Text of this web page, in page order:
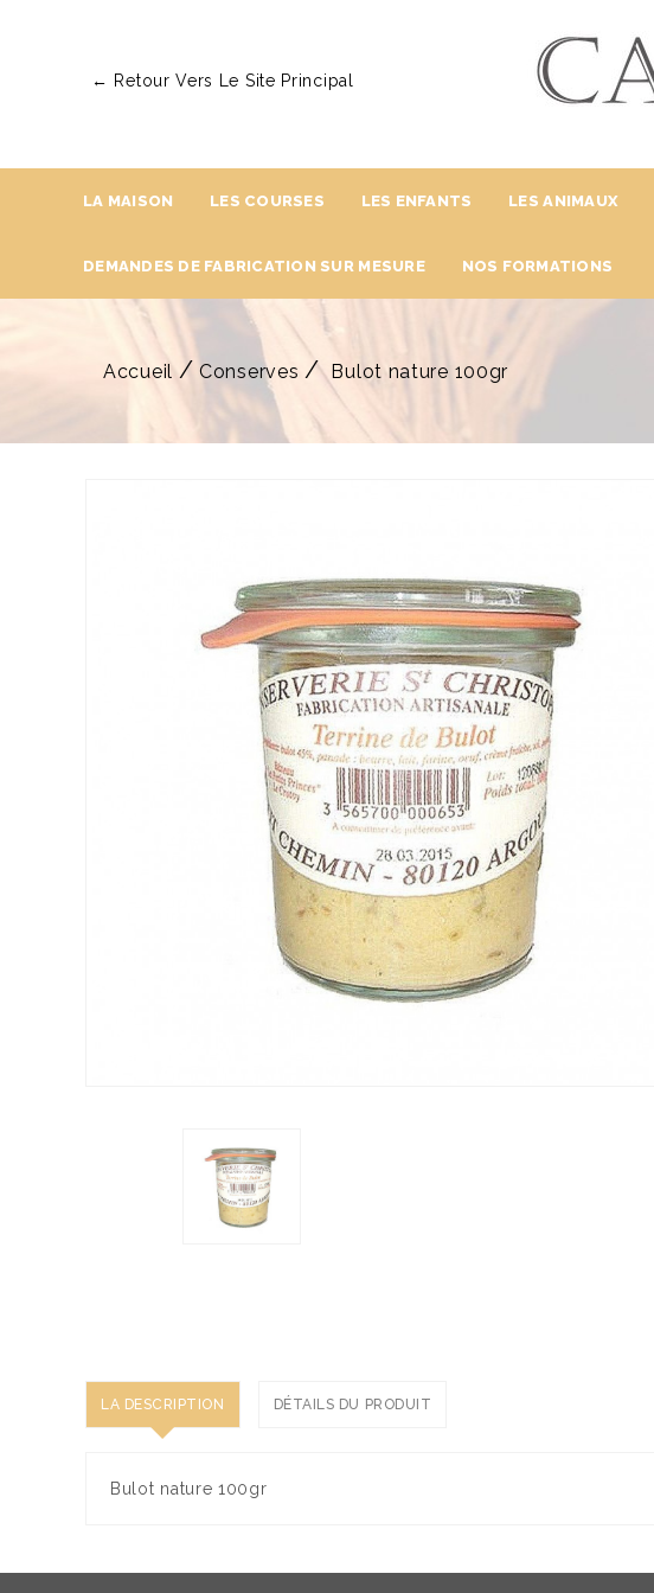
← Retour Vers Le Site Principal
LA MAISON LES COURSES LES ENFANTS LES ANIMAUX
DEMANDES DE FABRICATION SUR MESURE NOS FORMATIONS
Accueil Conserves Bulot nature 100gr
LA DESCRIPTION DÉTAILS DU PRODUIT
Bulot nature 100gr